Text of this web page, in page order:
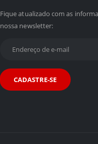
Fique atualizado com as
nossa newsletter: